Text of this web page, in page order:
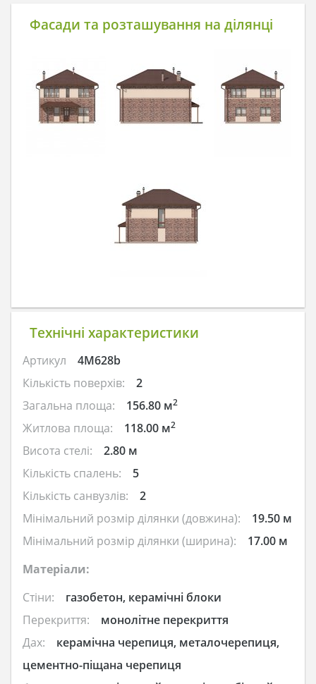
Фасади та розташування на ділянці
Технічні характеристики
Артикул
4M628b
Кількість поверхів:
2
Загальна площа:
156.80 м2
Житлова площа: 118.00 м2
Висота стелі:
2.80 м
Кількість спалень:
5
Кількість санвузлів:
2
Мінімальний розмір ділянки (довжина):
19.50 м
Мінімальний розмір ділянки (ширина):
17.00 м
Матеріали:
Стіни:
газобетон, керамічні блоки
Перекриття:
монолітне перекриття
Дах:
керамічна черепиця, металочерепиця,
цементно-піщана черепиця